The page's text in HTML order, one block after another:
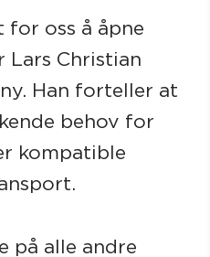
for oss å åpne
Lars Christian
Han forteller at
behov for
kompatible
på alle andre